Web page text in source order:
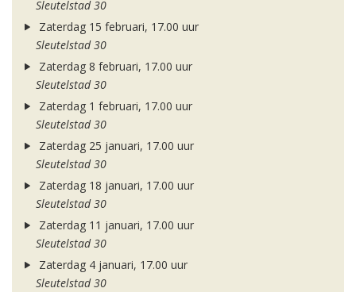
Sleutelstad 30
Zaterdag 15 februari, 17.00 uur
Sleutelstad 30
Zaterdag 8 februari, 17.00 uur
Sleutelstad 30
Zaterdag 1 februari, 17.00 uur
Sleutelstad 30
Zaterdag 25 januari, 17.00 uur
Sleutelstad 30
Zaterdag 18 januari, 17.00 uur
Sleutelstad 30
Zaterdag 11 januari, 17.00 uur
Sleutelstad 30
Zaterdag 4 januari, 17.00 uur
Sleutelstad 30